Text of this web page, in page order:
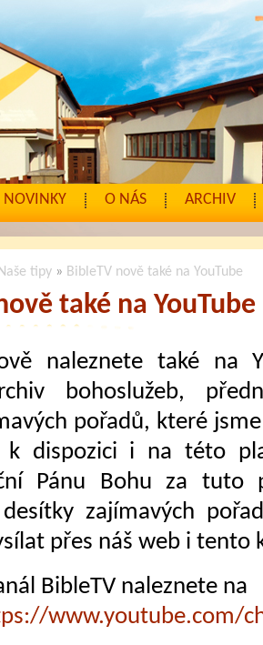
NOVINKY O NÁS ARCHIV
Naše tipy » BibleTV nově také na YouTube
také na YouTube
naleznete také na
bohoslužeb,
pořadů, které
k dispozici i na této
Pánu Bohu za tuto
zajímavých
přes náš web i tento
BibleTV naleznete na
www.youtube.com/